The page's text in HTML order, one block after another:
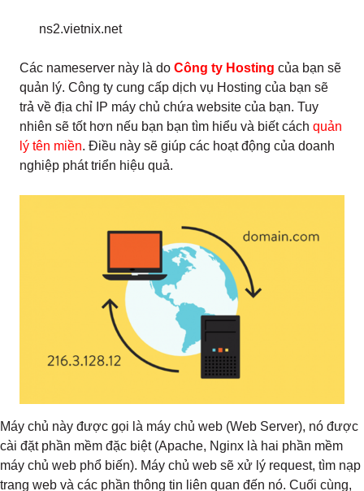
ns2.vietnix.net
Các nameserver này là do Công ty Hosting của bạn sẽ
quản lý. Công ty cung cấp dịch vụ Hosting của bạn sẽ
trả về địa chỉ IP máy chủ chứa website của bạn. Tuy
nhiên sẽ tốt hơn nếu bạn bạn tìm hiểu và biết cách quản
lý tên miền. Điều này sẽ giúp các hoạt động của doanh
nghiệp phát triển hiệu quả.
Máy chủ này được gọi là máy chủ web (Web Server), nó được
cài đặt phần mềm đặc biệt (Apache, Nginx là hai phần mềm
máy chủ web phổ biến). Máy chủ web sẽ xử lý request, tìm nạp
trang web và các phần thông tin liên quan đến nó. Cuối cùng,